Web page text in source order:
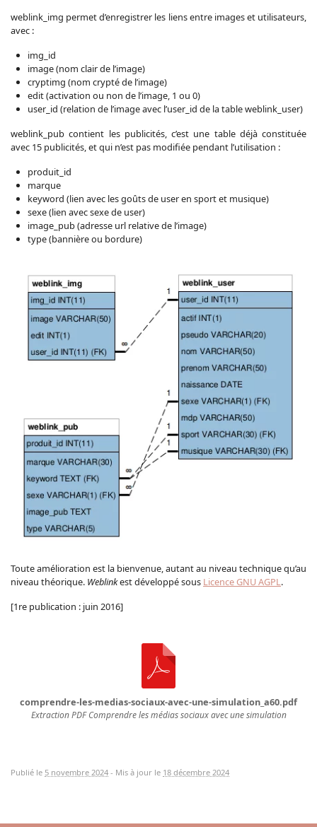
weblink_img permet d’enregistrer les liens entre images et utilisateurs,
avec :
img_id
image (nom clair de l’image)
cryptimg (nom crypté de l’image)
edit (activation ou non de l’image, 1 ou 0)
user_id (relation de l’image avec l’user_id de la table weblink_user)
weblink_pub contient les publicités, c’est une table déjà constituée
avec 15 publicités, et qui n’est pas modifiée pendant l’utilisation :
produit_id
marque
keyword (lien avec les goûts de user en sport et musique)
sexe (lien avec sexe de user)
image_pub (adresse url relative de l’image)
type (bannière ou bordure)
Toute amélioration est la bienvenue, autant au niveau technique qu’au
niveau théorique. Weblinkest développé sous Licence GNU AGPL.
[1re publication : juin 2016]
comprendre-les-medias-sociaux-avec-une-simulation_a60.pdf
Extraction PDFComprendre les médias sociaux avec une simulation
Publié le 5 novembre 2024 - Mis à jour le 18 décembre 2024